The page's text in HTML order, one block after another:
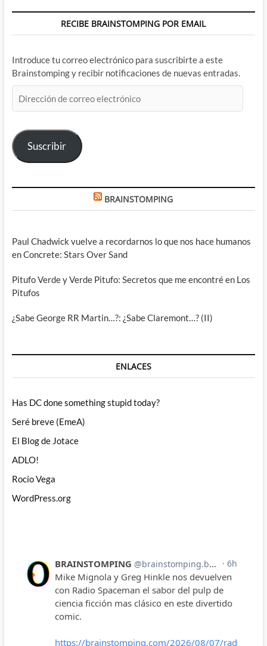
RECIBE BRAINSTOMPING POR EMAIL
Introduce tu correo electrónico para suscribirte a este
Brainstomping y recibir notificaciones de nuevas entradas.
de
electrónico
Suscribir
BRAINSTOMPING
Paul Chadwick vuelve a recordarnos lo que nos hace humanos
en Concrete: Stars Over Sand
Pitufo Verde y Verde Pitufo: Secretos que me encontré en Los
Pitufos
¿Sabe George RR Martin…?: ¿Sabe Claremont…? (II)
ENLACES
Has DC done something stupid today?
Seré breve (EmeA)
El Blog de Jotace
ADLO!
Rocío Vega
WordPress.org